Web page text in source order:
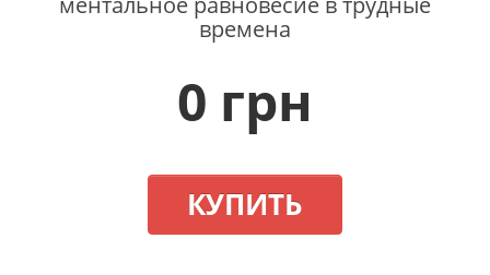
времена
0 грн
КУПИТЬ